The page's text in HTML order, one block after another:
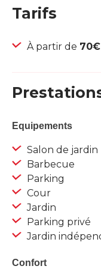
Tarifs
À partir de 70€
Equipements
Salon de jardin
Barbecue
Parking
Cour
Jardin
Parking privé
Jardin
Confort